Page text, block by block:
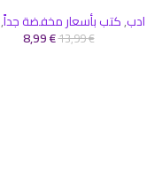
ادب,كتب بأسعار مخفضة جداً,
13,99€
8,99€